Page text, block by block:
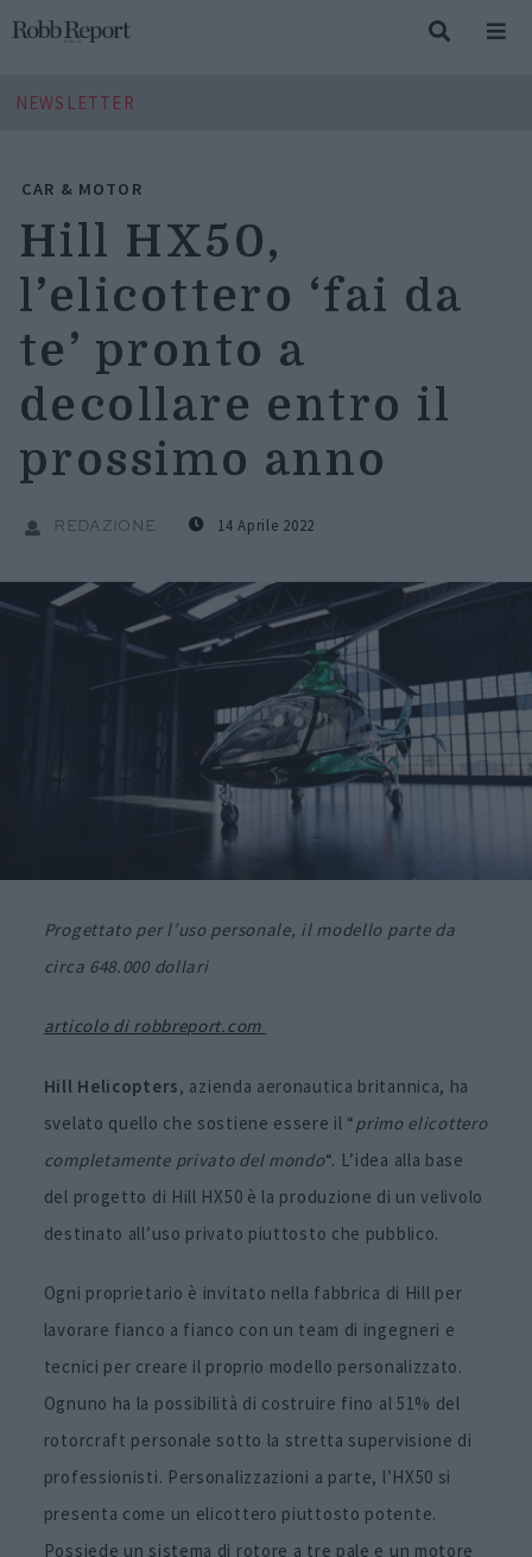
NEWSLETTER
CAR & MOTOR
Hill HX50,
l’elicottero ‘fai da
te’ pronto a
decollare entro il
prossimo anno
REDAZIONE 14 Aprile 2022
Progettato per l’uso personale, il modello parte da
circa 648.000 dollari
articolo di robbreport.com
Hill Helicopters, azienda aeronautica britannica, ha
svelato quello che sostiene essere il “ primo elicottero
completamente privato del mondo“. L’idea alla base
del progetto di Hill HX50 è la produzione di un velivolo
destinato all’uso privato piuttosto che pubblico.
Ogni proprietario è invitato nella fabbrica di Hill per
lavorare fianco a fianco con un team di ingegneri e
tecnici per creare il proprio modello personalizzato.
Ognuno ha la possibilità di costruire fino al 51% del
rotorcraft personale sotto la stretta supervisione di
professionisti. Personalizzazioni a parte, l’HX50 si
presenta come un elicottero piuttosto potente.
Possiede un sistema di rotore a tre pale e un motore